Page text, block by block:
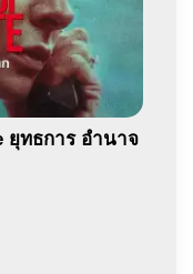
ยุทธการ อำนาจ